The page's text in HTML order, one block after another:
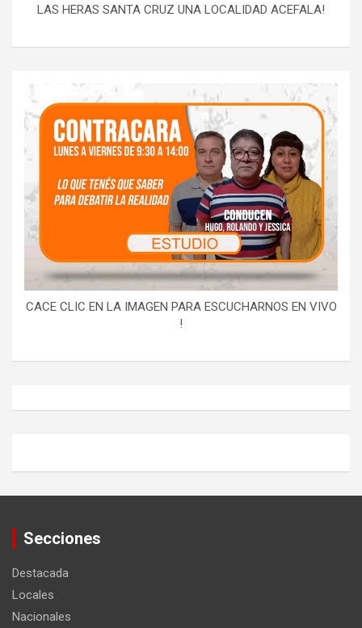
LAS HERAS SANTA CRUZ UNA LOCALIDAD ACEFALA!
CACE CLIC EN LA IMAGEN PARA ESCUCHARNOS EN VIVO
!
Secciones
Destacada
Locales
Nacionales